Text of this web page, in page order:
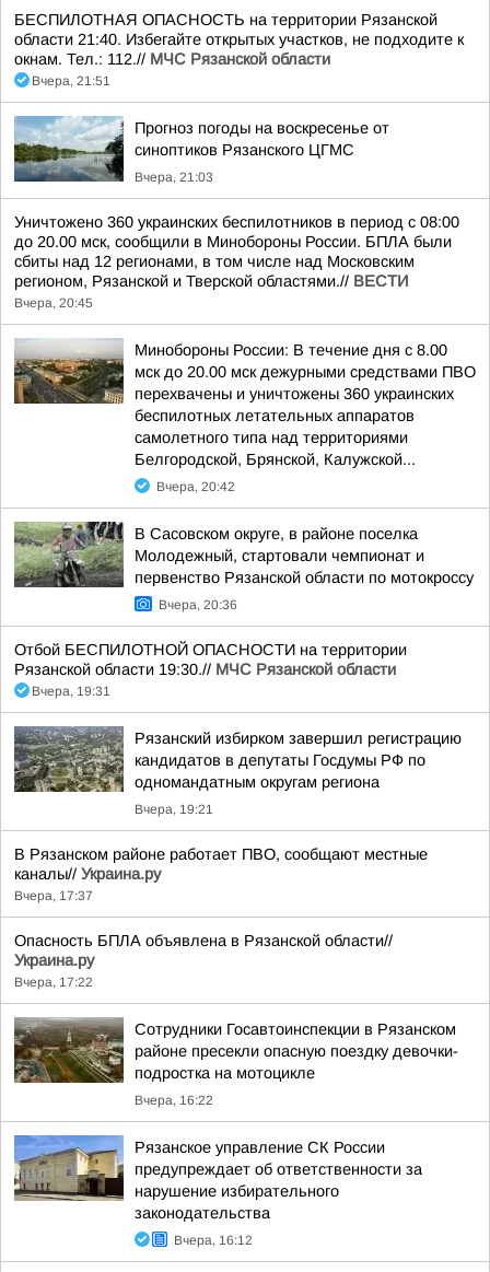
БЕСПИЛОТНАЯ ОПАСНОСТЬ на территории Рязанской
области 21:40. Избегайте открытых участков, не подходите к
окнам. Тел.: 112.// МЧС Рязанской области
Вчера, 21:51
Прогноз погоды на воскресенье от
синоптиков Рязанского ЦГМС
Вчера, 21:03
Уничтожено 360 украинских беспилотников в период с 08:00
до 20.00 мск, сообщили в Минобороны России. БПЛА были
сбиты над 12 регионами, в том числе над Московским
регионом, Рязанской и Тверской областями.// ВЕСТИ
Вчера, 20:45
Минобороны России: В течение дня с 8.00
мск до 20.00 мск дежурными средствами ПВО
перехвачены и уничтожены 360 украинских
беспилотных летательных аппаратов
самолетного типа над территориями
Белгородской, Брянской, Калужской...
Вчера, 20:42
В Сасовском округе, в районе поселка
Молодежный, стартовали чемпионат и
первенство Рязанской области по мотокроссу
Вчера, 20:36
Отбой БЕСПИЛОТНОЙ ОПАСНОСТИ на территории
Рязанской области 19:30.// МЧС Рязанской области
Вчера, 19:31
Рязанский избирком завершил регистрацию
кандидатов в депутаты Госдумы РФ по
одномандатным округам региона
Вчера, 19:21
В Рязанском районе работает ПВО, сообщают местные
каналы// Украина.ру
Вчера, 17:37
Опасность БПЛА объявлена в Рязанской области//
Украина.ру
Вчера, 17:22
Сотрудники Госавтоинспекции в Рязанском
районе пресекли опасную поездку девочки-
подростка на мотоцикле
Вчера, 16:22
Рязанское управление СК России
предупреждает об ответственности за
нарушение избирательного
законодательства
Вчера, 16:12